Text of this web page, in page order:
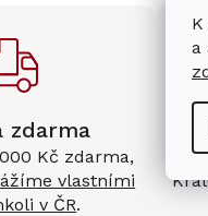
a
zdarma
Kč zdarma,
vlastními
v ČR.